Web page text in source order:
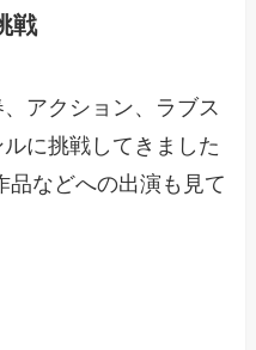
戦
アクション、ラブス
に挑戦してきました
品などへの出演も見て